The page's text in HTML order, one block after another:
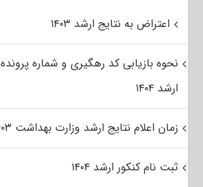
اعتراض به نتایج ارشد ۱۴۰۳
نحوه بازیابی کد رهگیری و شماره پرونده
ارشد ۱۴۰۴
زمان اعلام نتایج ارشد وزارت بهداشت ۱۴۰۳
ثبت نام کنکور ارشد ۱۴۰۴